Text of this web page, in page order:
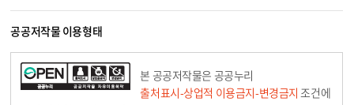
공공저작물 이용형태
본 공공저작물은 공공누리
출처표시-상업적 이용금지-변경금지 조건에